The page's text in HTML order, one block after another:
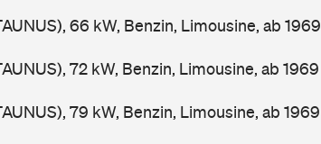
66 kW, Benzin, Limousine, ab 1969
72 kW, Benzin, Limousine, ab 1969
79 kW, Benzin, Limousine, ab 1969